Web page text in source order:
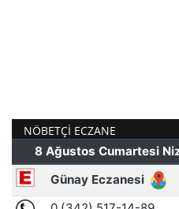
NÖBETÇI ECZANE